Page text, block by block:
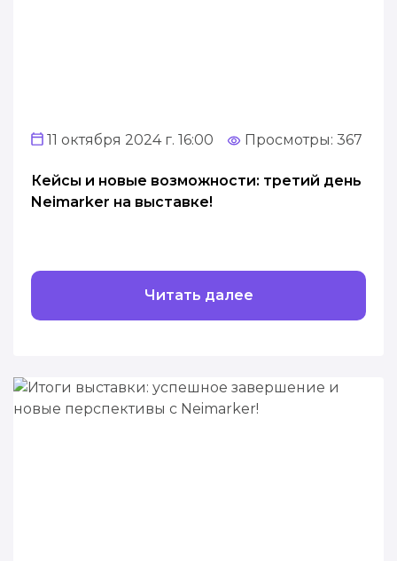
11 октября 2024 г. 16:00 Просмотры: 367
Кейсы и новые возможности: третий день
Neimarker на выставке!
Читать далее